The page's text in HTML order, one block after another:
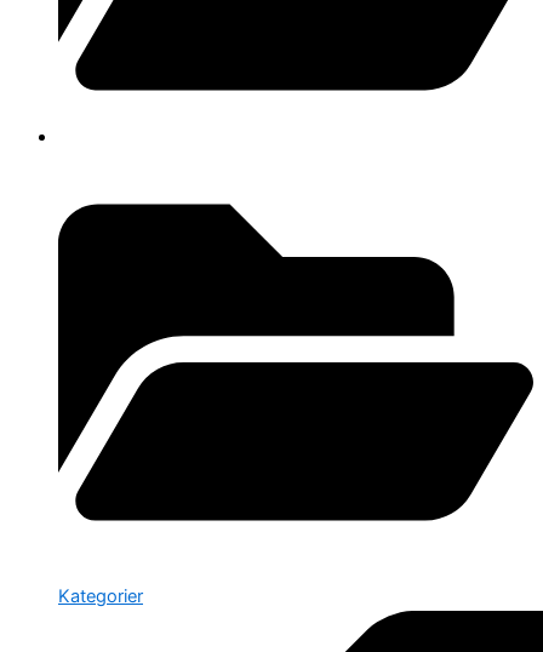
Kategorier